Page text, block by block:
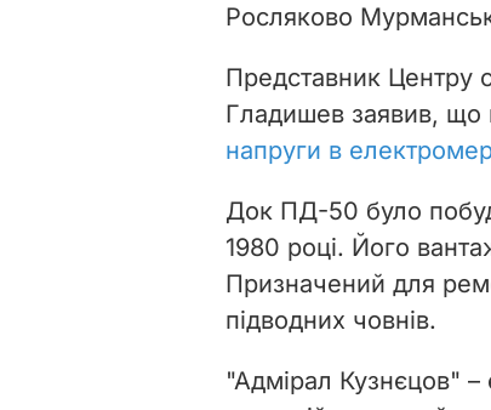
Росляково
Представник Центру
Гладишев заявив, що
напруги в
Док ПД-50 було
1980 році. Його
Призначений для
підводних човнів.
"Адмірал Кузнєцов" –